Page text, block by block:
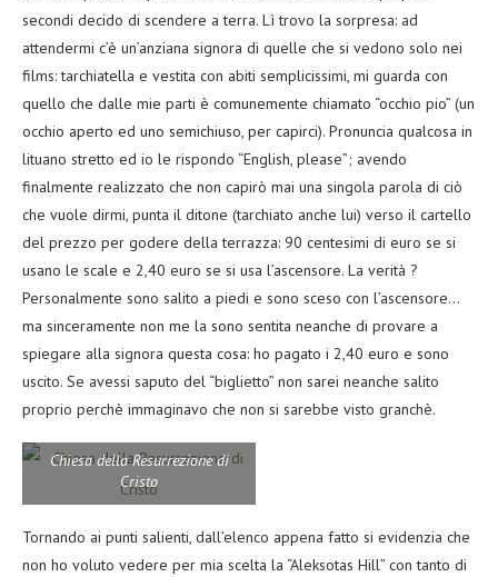
secondi decido di scendere a terra. Lì trovo la sorpresa: ad
attendermi c’è un’anziana signora di quelle che si vedono solo nei
films: tarchiatella e vestita con abiti semplicissimi, mi guarda con
quello che dalle mie parti è comunemente chiamato “occhio pio” (un
occhio aperto ed uno semichiuso, per capirci). Pronuncia qualcosa in
lituano stretto ed io le rispondo “English, please”; avendo
finalmente realizzato che non capirò mai una singola parola di ciò
che vuole dirmi, punta il ditone (tarchiato anche lui) verso il cartello
del prezzo per godere della terrazza: 90 centesimi di euro se si
usano le scale e 2,40 euro se si usa l’ascensore. La verità ?
Personalmente sono salito a piedi e sono sceso con l’ascensore…
ma sinceramente non me la sono sentita neanche di provare a
spiegare alla signora questa cosa: ho pagato i 2,40 euro e sono
uscito. Se avessi saputo del “biglietto” non sarei neanche salito
proprio perchè immaginavo che non si sarebbe visto granchè.
Chiesa della Resurrezione di
Cristo
Tornando ai punti salienti, dall’elenco appena fatto si evidenzia che
non ho voluto vedere per mia scelta la “Aleksotas Hill” con tanto di